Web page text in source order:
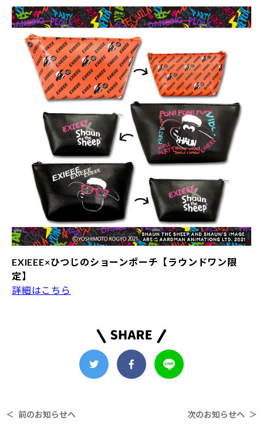
EXIEEE×ひつじのショーンポーチ【ラウンドワン限
定】
詳細はこちら
＜ 前のお知らせへ 次のお知らせへ ＞